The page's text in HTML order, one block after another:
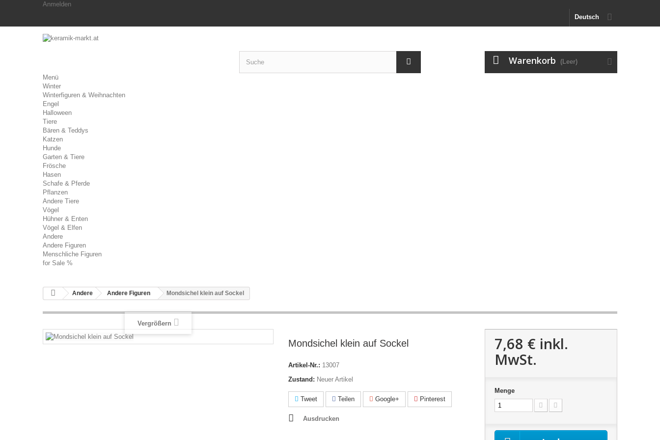
Anmelden
Deutsch
Warenkorb (Leer)
Menü
Winter
Winterfiguren & Weihnachten
Engel
Halloween
Tiere
Bären & Teddys
Katzen
Hunde
Garten & Tiere
Frösche
Hasen
Schafe & Pferde
Pflanzen
Andere Tiere
Vögel
Hühner & Enten
Vögel & Elfen
Andere
Andere Figuren
Menschliche Figuren
for Sale %
Andere Andere Figuren Mondsichel klein auf Sockel
Vergrößern
Mondsichel klein auf Sockel
Artikel-Nr.: 13007
Zustand: Neuer Artikel
Tweet Teilen Google+ Pinterest
Ausdrucken
7,68 € inkl.
MwSt.
Menge